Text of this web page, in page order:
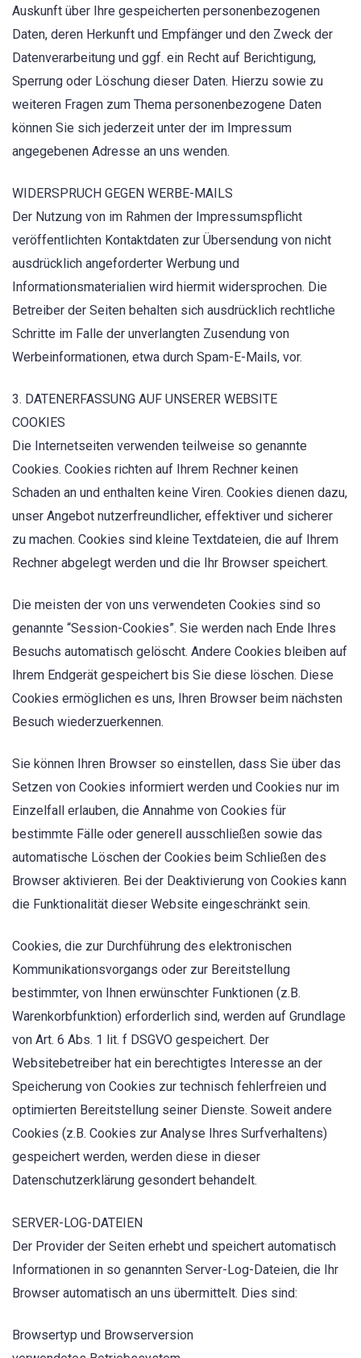
Auskunft über Ihre gespeicherten personenbezogenen
Daten, deren Herkunft und Empfänger und den Zweck der
Datenverarbeitung und ggf. ein Recht auf Berichtigung,
Sperrung oder Löschung dieser Daten. Hierzu sowie zu
weiteren Fragen zum Thema personenbezogene Daten
können Sie sich jederzeit unter der im Impressum
angegebenen Adresse an uns wenden.
WIDERSPRUCH GEGEN WERBE-MAILS
Der Nutzung von im Rahmen der Impressumspflicht
veröffentlichten Kontaktdaten zur Übersendung von nicht
ausdrücklich angeforderter Werbung und
Informationsmaterialien wird hiermit widersprochen. Die
Betreiber der Seiten behalten sich ausdrücklich rechtliche
Schritte im Falle der unverlangten Zusendung von
Werbeinformationen, etwa durch Spam-E-Mails, vor.
3. DATENERFASSUNG AUF UNSERER WEBSITE
COOKIES
Die Internetseiten verwenden teilweise so genannte
Cookies. Cookies richten auf Ihrem Rechner keinen
Schaden an und enthalten keine Viren. Cookies dienen dazu,
unser Angebot nutzerfreundlicher, effektiver und sicherer
zu machen. Cookies sind kleine Textdateien, die auf Ihrem
Rechner abgelegt werden und die Ihr Browser speichert.
Die meisten der von uns verwendeten Cookies sind so
genannte “Session-Cookies”. Sie werden nach Ende Ihres
Besuchs automatisch gelöscht. Andere Cookies bleiben auf
Ihrem Endgerät gespeichert bis Sie diese löschen. Diese
Cookies ermöglichen es uns, Ihren Browser beim nächsten
Besuch wiederzuerkennen.
Sie können Ihren Browser so einstellen, dass Sie über das
Setzen von Cookies informiert werden und Cookies nur im
Einzelfall erlauben, die Annahme von Cookies für
bestimmte Fälle oder generell ausschließen sowie das
automatische Löschen der Cookies beim Schließen des
Browser aktivieren. Bei der Deaktivierung von Cookies kann
die Funktionalität dieser Website eingeschränkt sein.
Cookies, die zur Durchführung des elektronischen
Kommunikationsvorgangs oder zur Bereitstellung
bestimmter, von Ihnen erwünschter Funktionen (z.B.
Warenkorbfunktion) erforderlich sind, werden auf Grundlage
von Art. 6 Abs. 1 lit. f DSGVO gespeichert. Der
Websitebetreiber hat ein berechtigtes Interesse an der
Speicherung von Cookies zur technisch fehlerfreien und
optimierten Bereitstellung seiner Dienste. Soweit andere
Cookies (z.B. Cookies zur Analyse Ihres Surfverhaltens)
gespeichert werden, werden diese in dieser
Datenschutzerklärung gesondert behandelt.
SERVER-LOG-DATEIEN
Der Provider der Seiten erhebt und speichert automatisch
Informationen in so genannten Server-Log-Dateien, die Ihr
Browser automatisch an uns übermittelt. Dies sind:
Browsertyp und Browserversion